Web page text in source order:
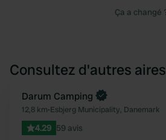
Ça a changé
Consultez d'autres
Reserve maintenant
Darum Camping
12,8 km•Esbjerg Municipality, Danemark
4.29 59 avis